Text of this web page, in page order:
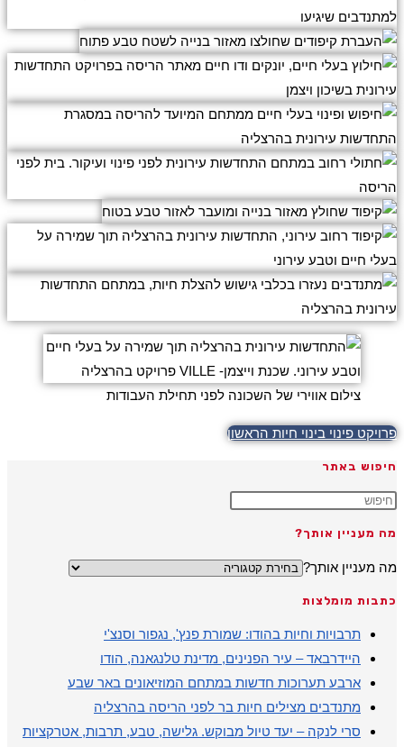
צילום אווירי של השכונה לפני תחילת העבודות
פרויקט פינוי בינוי חיות הראשון
חיפוש באתר
מה מעניין אותך?
מה מעניין אותך?
כתבות מומלצות
תרבויות וחיות בהודו: שמורת פנץ', נגפור וסנצ'י
היידרבאד – עיר הפנינים, מדינת טלנגאנה, הודו
ארבע תערוכות חדשות במתחם המוזיאונים באר שבע
מתנדבים מצילים חיות בר לפני הריסה בהרצליה
סרי לנקה – יעד טיול מבוקש. גלישה, טבע, תרבות, אטרקציות